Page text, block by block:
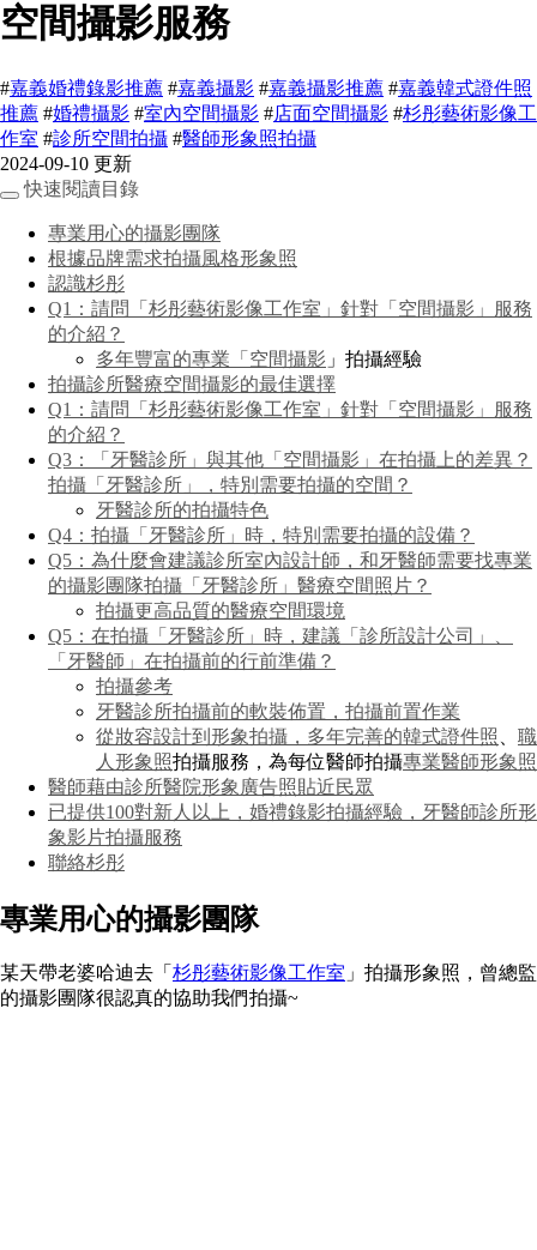
空間攝影服務
#嘉義婚禮錄影推薦 #嘉義攝影 #嘉義攝影推薦 #嘉義韓式證件照
推薦 #婚禮攝影 #室內空間攝影 #店面空間攝影 #杉彤藝術影像工
作室 #診所空間拍攝 #醫師形象照拍攝
2024-09-10 更新
快速閱讀目錄
專業用心的攝影團隊
根據品牌需求拍攝風格形象照
認識杉彤
Q1：請問「杉彤藝術影像工作室」針對「空間攝影」服務
的介紹？
多年豐富的專業「 空間攝影 」拍攝經驗
拍攝診所醫療空間攝影的最佳選擇
Q1：請問「杉彤藝術影像工作室」針對「空間攝影」服務
的介紹？
Q3：「牙醫診所」與其他「空間攝影」在拍攝上的差異？
拍攝「牙醫診所」，特別需要拍攝的空間？
牙醫診所的拍攝特色
Q4：拍攝「牙醫診所」時，特別需要拍攝的設備？
Q5：為什麼會建議診所室內設計師，和牙醫師需要找專業
的攝影團隊拍攝「牙醫診所」醫療空間照片？
拍攝更高品質的醫療空間環境
Q5：在拍攝「牙醫診所」時，建議「診所設計公司」、
「牙醫師」在拍攝前的行前準備？
拍攝參考
牙醫診所拍攝前的軟裝佈置，拍攝前置作業
從妝容設計到形象拍攝，多年完善的韓式證件照
職
人形象照拍攝服務，為每位醫師拍攝專業醫師形象照
醫師藉由診所醫院形象廣告照貼近民眾
已提供100對新人以上，婚禮錄影拍攝經驗，牙醫師診所形
象影片拍攝服務
聯絡杉彤
專業用心的攝影團隊
某天帶老婆哈迪去「 杉彤藝術影像工作室 」拍攝形象照，曾總監
的攝影團隊很認真的協助我們拍攝~